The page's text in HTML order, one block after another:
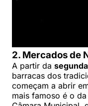
2. Mercados de
A partir da
barracas dos
começam a abrir
mais famoso é o da